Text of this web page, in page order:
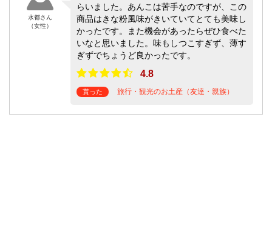
水都さん
（女性）
らいました。あんこは苦手なのですが、この
商品はきな粉風味がきいていてとても美味し
かったです。また機会があったらぜひ食べた
いなと思いました。味もしつこすぎず、薄す
ぎずでちょうど良かったです。
4.8
貰った 旅行・観光のお土産（友達・親族）